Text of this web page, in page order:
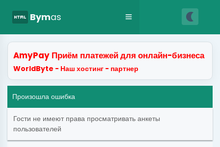
html Bymas nightlight
AmyPay Приём платежей для онлайн-бизнеса
WorldByte - Наш хостинг - партнер
Произошла ошибка
Гости не имеют права просматривать анкеты
пользователей